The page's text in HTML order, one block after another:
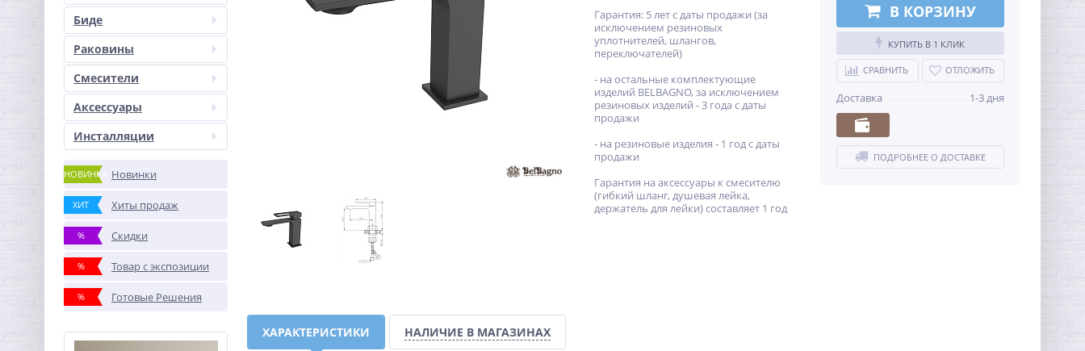
Биде
Раковины
Смесители
Аксессуары
Инсталляции
НОВИНКА Новинки
ХИТ Хиты продаж
% Скидки
% Товар с экспозиции
% Готовые Решения
Гарантия: 5 лет с даты продажи (за
исключением резиновых
уплотнителей, шлангов,
переключателей)
- на остальные комплектующие
изделий BELBAGNO, за исключением
резиновых изделий - 3 года с даты
продажи
- на резиновые изделия - 1 год с даты
продажи
Гарантия на аксессуары к смесителю
(гибкий шланг, душевая лейка,
держатель для лейки) составляет 1 год
В КОРЗИНУ
КУПИТЬ В 1 КЛИК
СРАВНИТЬ ОТЛОЖИТЬ
Доставка 1-3 дня
ПОДРОБНЕЕ О ДОСТАВКЕ
ХАРАКТЕРИСТИКИ НАЛИЧИЕ В МАГАЗИНАХ